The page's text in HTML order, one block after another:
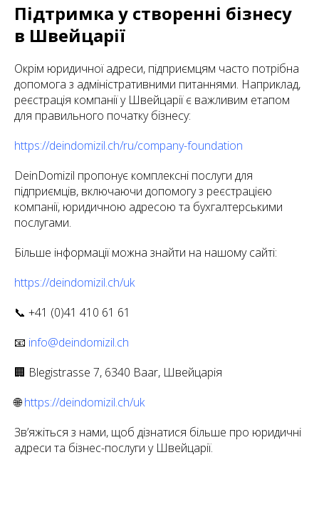
Підтримка у створенні бізнесу
в Швейцарії
Окрім юридичної адреси, підприємцям часто потрібна
допомога з адміністративними питаннями. Наприклад,
реєстрація компанії у Швейцарії є важливим етапом
для правильного початку бізнесу:
https://deindomizil.ch/ru/company-foundation
DeinDomizil пропонує комплексні послуги для
підприємців, включаючи допомогу з реєстрацією
компанії, юридичною адресою та бухгалтерськими
послугами.
Більше інформації можна знайти на нашому сайті:
https://deindomizil.ch/uk
📞 +41 (0)41 410 61 61
📧 info@deindomizil.ch
🏢 Blegistrasse 7, 6340 Baar, Швейцарія
🌐https://deindomizil.ch/uk
Зв’яжіться з нами, щоб дізнатися більше про юридичні
адреси та бізнес-послуги у Швейцарії.